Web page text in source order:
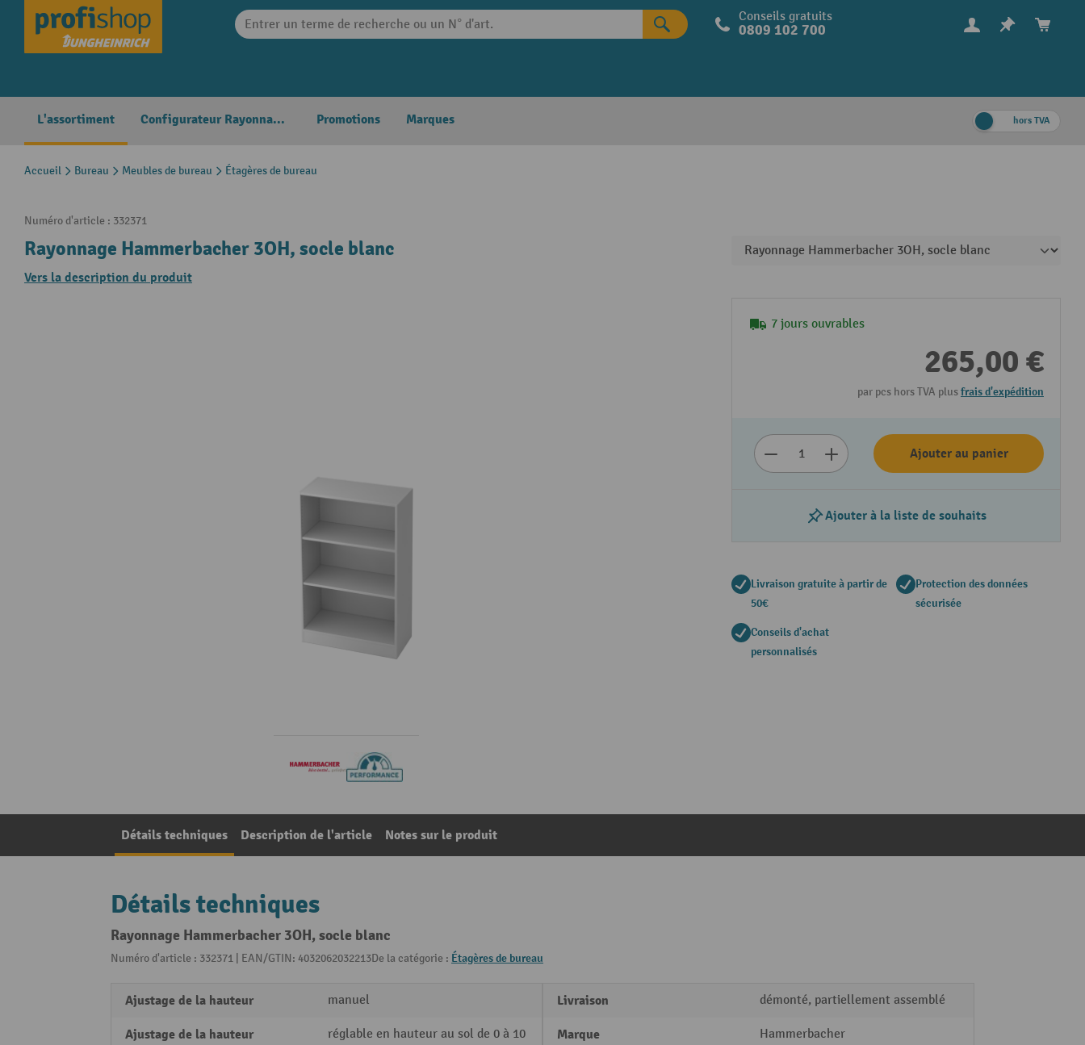
Skip to main navigation Conseils gratuits
0809 102 700
L'assortiment Configurateur Rayonnages Promotions Marques hors TVA
Accueil Bureau Meubles de bureau Étagères de bureau
Numéro d'article : 332371
Rayonnage Hammerbacher 3OH, socle blanc
Vers la description du produit
7 jours ouvrables
265,00 €
par pcs hors TVA plusfrais d'expédition
Ajouter au panier
Ajouter à la liste de souhaits
Livraison gratuite à partir de
50€
Protection des données
sécurisée
Conseils d'achat
personnalisés
Détails techniques Description de l'article Notes sur le produit
Détails techniques
Rayonnage Hammerbacher 3OH, socle blanc
Numéro d'article : 332371 | EAN/GTIN: 4032062032213De la catégorie : Étagères de bureau
Ajustage de la hauteur manuel
Ajustage de la hauteur
réglable en hauteur au sol de 0 à 10
Livraison démonté, partiellement assemblé
Marque Hammerbacher